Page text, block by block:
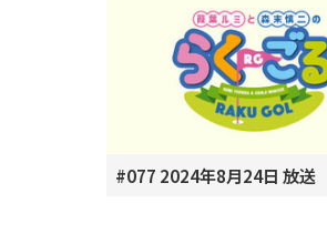
#077 2024年8月24日 放送